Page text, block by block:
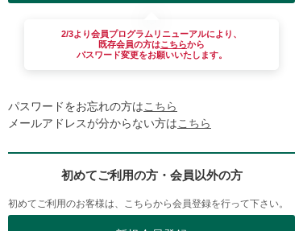
2/3より会員プログラムリニューアルにより、
既存会員の方はこちらから
パスワード変更をお願いいたします。
パスワードをお忘れの方はこちら
メールアドレスが分からない方はこちら
初めてご利用の方・会員以外の方
初めてご利用のお客様は、こちらから会員登録を行って下さい。